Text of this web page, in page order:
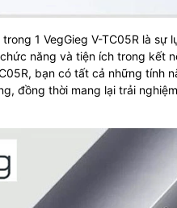
1 VegGieg V-TC05R là sự
năng và tiện ích trong kết
bạn có tất cả những tính
đồng thời mang lại trải